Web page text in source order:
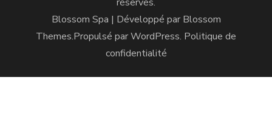
Blossom Spa | Développé par Blossom
Themes.Propulsé parWordPress. Politique de
confidentialité